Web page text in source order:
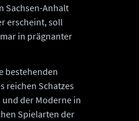
Sachsen-Anhalt
erscheint, soll
in prägnanter
bestehenden
reichen Schatzes
der Moderne in
Spielarten der